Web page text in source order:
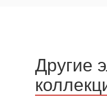
Другие